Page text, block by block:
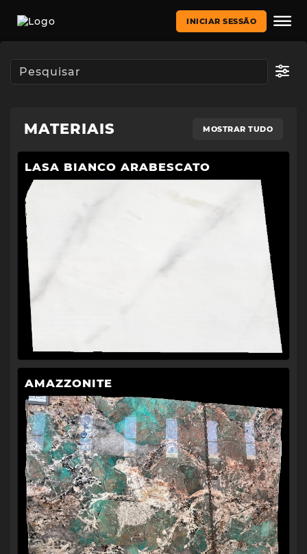
INICIAR SESSÃO
MATERIAIS MOSTRAR TUDO
LASA BIANCO ARABESCATO
AMAZZONITE